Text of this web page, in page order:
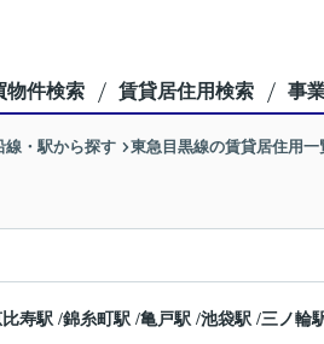
物件検索 賃貸居住用検索 事
線・駅から探す 東急目黒線の賃貸居住用一
寿駅 /錦糸町駅 /亀戸駅 /池袋駅 /三ノ輪